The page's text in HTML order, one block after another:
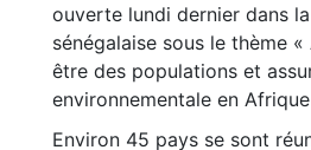
ouverte lundi dernier dans
sénégalaise sous le thème
être des populations et
environnementale en
Environ 45 pays se sont